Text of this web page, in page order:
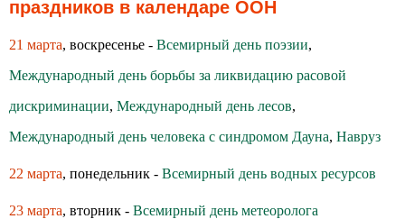
праздников в календаре ООН
21 марта, воскресенье - Всемирный день поэзии,
Международный день борьбы за ликвидацию расовой
дискриминации, Международный день лесов,
Международный день человека с синдромом Дауна, Навруз
22 марта, понедельник - Всемирный день водных ресурсов
23 марта, вторник - Всемирный день метеоролога